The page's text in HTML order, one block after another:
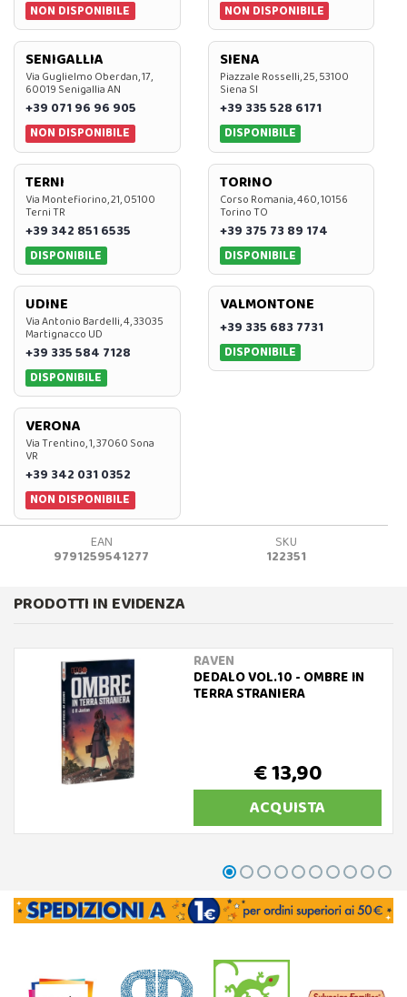
NON DISPONIBILE NON DISPONIBILE
SENIGALLIA
Via Guglielmo Oberdan, 17,
60019 Senigallia AN
+39 071 96 96 905
NON DISPONIBILE
SIENA
Piazzale Rosselli, 25, 53100
Siena SI
+39 335 528 6171
DISPONIBILE
TERNI
Via Montefiorino, 21, 05100
Terni TR
+39 342 851 6535
DISPONIBILE
TORINO
Corso Romania, 460, 10156
Torino TO
+39 375 73 89 174
DISPONIBILE
UDINE
Via Antonio Bardelli, 4, 33035
Martignacco UD
+39 335 584 7128
DISPONIBILE
VALMONTONE
+39 335 683 7731
DISPONIBILE
VERONA
Via Trentino, 1, 37060 Sona
VR
+39 342 031 0352
NON DISPONIBILE
EAN
9791259541277
SKU
122351
PRODOTTI IN EVIDENZA
RAVEN
DEDALO VOL.10 - OMBRE IN
TERRA STRANIERA
€ 13,90
ACQUISTA